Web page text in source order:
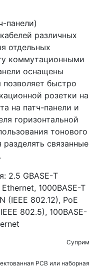
панели)
различных
отдельных
коммутационными
оснащены
быстро
розетки на
на патч-панели и
горизонтальной
тонового
разделять связанные
2.5 GBASE-Т
1000BASE-T
(IEEE 802.12), PoE
802.5), 100BASE-
Суприм
PCB или наборная